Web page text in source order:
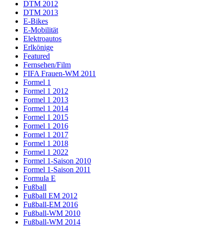
DTM 2012
DTM 2013
E-Bikes
E-Mobilität
Elektroautos
Erlkönige
Featured
Fernsehen/Film
FIFA Frauen-WM 2011
Formel 1
Formel 1 2012
Formel 1 2013
Formel 1 2014
Formel 1 2015
Formel 1 2016
Formel 1 2017
Formel 1 2018
Formel 1 2022
Formel 1-Saison 2010
Formel 1-Saison 2011
Formula E
Fußball
Fußball EM 2012
Fußball-EM 2016
Fußball-WM 2010
Fußball-WM 2014